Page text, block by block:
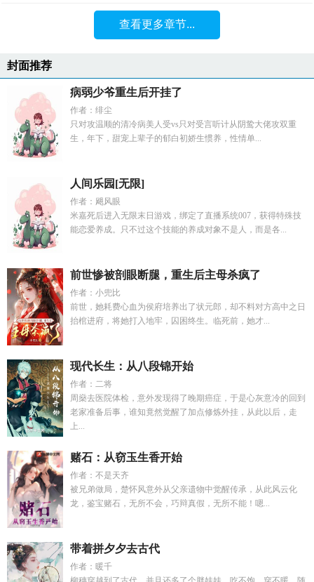
查看更多章节...
封面推荐
病弱少爷重生后开挂了
作者：绯尘
只对攻温顺的清冷病美人受vs只对受言听计从阴鸷大佬攻双重
生，年下，甜宠上辈子的郁白初娇生惯养，性情单...
人间乐园[无限]
作者：飓风眼
米嘉死后进入无限末日游戏，绑定了直播系统007，获得特殊技
能恋爱养成。只不过这个技能的养成对象不是人，而是各...
前世惨被剖眼断腿，重生后主母杀疯了
作者：小兜比
前世，她耗费心血为侯府培养出了状元郎，却不料对方高中之日
抬棺进府，将她打入地牢，囚困终生。临死前，她才...
现代长生：从八段锦开始
作者：二将
周燊去医院体检，意外发现得了晚期癌症，于是心灰意冷的回到
老家准备后事，谁知竟然觉醒了加点修炼外挂，从此以后，走
上...
赌石：从窃玉生香开始
作者：不是天齐
被兄弟做局，楚怀风意外从父亲遗物中觉醒传承，从此风云化
龙，鉴宝赌石，无所不会，巧辩真假，无所不能！嗯...
带着拼夕夕去古代
作者：暖千